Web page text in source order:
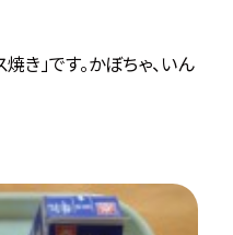
き」です。かぼちゃ、いん